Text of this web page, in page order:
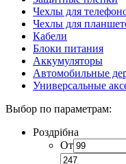
Чехлы для
Чехлы для
Кабели
Блоки питания
Аккумуляторы
Автомобильные
Универсальные
Выбор по параметрам:
Роздрібна
От